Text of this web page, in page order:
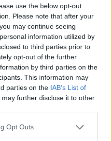
use the below opt-out
Please note that after your
may continue seeing
information utilized by
to third parties prior to
opt-out of the further
by third parties on the
This information may
parties on the IAB’s List of
may further disclose it to other
Opt Outs